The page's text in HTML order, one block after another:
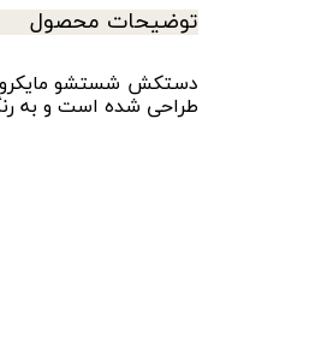
توضیحات محصول
دستکش شستشو
طراحی شده است و به